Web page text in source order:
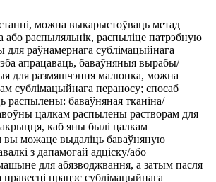
можна выкарыстоўваць метад
або распыляльнік, распыліце патрэбную
для раўнамернага сублімацыйнага
апрацаваць, баваўняныя вырабы/
для размяшчэння малюнка, можна
сублімацыйнага пераносу; спосаб
распылены: баваўняная тканіна/
цалкам распылены растворам для
каб яны былі цалкам
можаце выдаліць баваўняную
з дапамогай адціску/або
для абязводжвання, а затым пасля
працэс сублімацыйнага